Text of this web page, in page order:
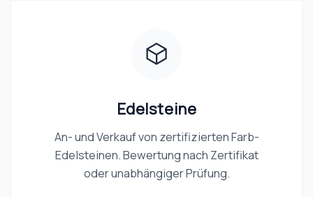
Edelsteine
An- und Verkauf von zertifizierten Farb-
Edelsteinen. Bewertung nach Zertifikat
oder unabhängiger Prüfung.